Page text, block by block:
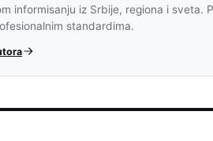
informisanju iz Srbije, regiona i sveta.
standardima.